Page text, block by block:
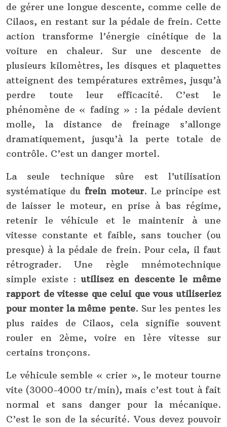
de gérer une longue descente, comme celle de
Cilaos, en restant sur la pédale de frein. Cette
action transforme l’énergie cinétique de la
voiture en chaleur. Sur une descente de
plusieurs kilomètres, les disques et plaquettes
atteignent des températures extrêmes, jusqu’à
perdre toute leur efficacité. C’est le
phénomène de « fading » : la pédale devient
molle, la distance de freinage s’allonge
dramatiquement, jusqu’à la perte totale de
contrôle. C’est un danger mortel.
La seule technique sûre est l’utilisation
systématique du frein moteur. Le principe est
de laisser le moteur, en prise à bas régime,
retenir le véhicule et le maintenir à une
vitesse constante et faible, sans toucher (ou
presque) à la pédale de frein. Pour cela, il faut
rétrograder. Une règle mnémotechnique
simple existe : utilisez en descente le même
rapport de vitesse que celui que vous utiliseriez
pour monter la même pente. Sur les pentes les
plus raides de Cilaos, cela signifie souvent
rouler en 2ème, voire en 1ère vitesse sur
certains tronçons.
Le véhicule semble « crier », le moteur tourne
vite (3000-4000 tr/min), mais c’est tout à fait
normal et sans danger pour la mécanique.
C’est le son de la sécurité. Vous devez pouvoir